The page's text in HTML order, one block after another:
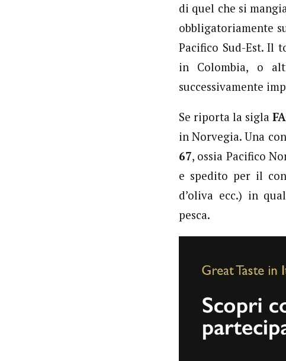
di quel che si
obbligatoriamente
Pacifico Sud-Est. Il
in Colombia, o
successivamente
Se riporta la sigla
in Norvegia. Una
67, ossia Pacifico
e spedito per il
d’oliva ecc.) in
pesca.